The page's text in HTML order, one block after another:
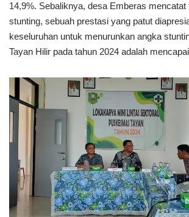
14,9%. Sebaliknya, desa Emberas mencatat
stunting, sebuah prestasi yang patut
keseluruhan untuk menurunkan angka
Tayan Hilir pada tahun 2024 adalah